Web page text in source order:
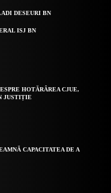
DESEURI BN
ISJ BN
HOTĂRÂREA CJUE,
JUSTIȚIE
CAPACITATEA DE A